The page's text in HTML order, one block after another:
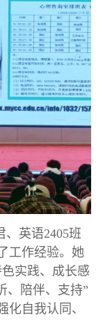
、英语2405班
工作经验。她
实践、成长感
、陪伴、支持”
化自我认同、